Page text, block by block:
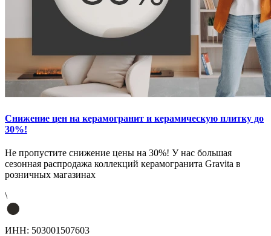
Снижение цен на керамогранит и керамическую плитку до
30%!
Не пропустите снижение цены на 30%! У нас большая
сезонная распродажа коллекций керамогранита Gravita в
розничных магазинах
\
ИНН: 503001507603